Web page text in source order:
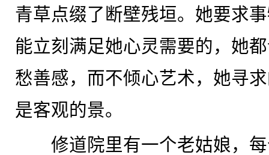
青草点缀了断壁残垣。她要求
能立刻满足她心灵需要的，她
愁善感，而不倾心艺术，她寻
是客观的景。
修道院里有一个老姑娘，每